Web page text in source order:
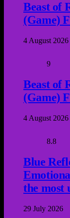
Beast of
(Game)
4 August 2026
9
Beast of
(Game)
4 August 2026
8.8
Blue
the most
29 July 2026